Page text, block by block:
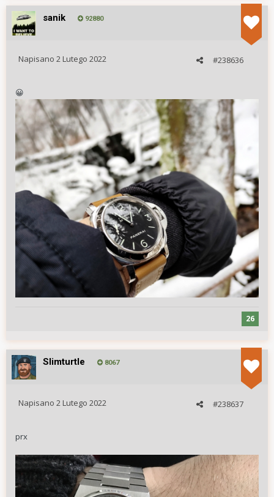
sanik 92880
#238636
Napisano 2 Lutego 2022
😀
26
Slimturtle 8067
#238637
Napisano 2 Lutego 2022
prx